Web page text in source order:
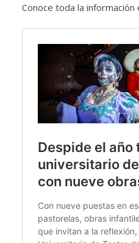
Conoce toda la información